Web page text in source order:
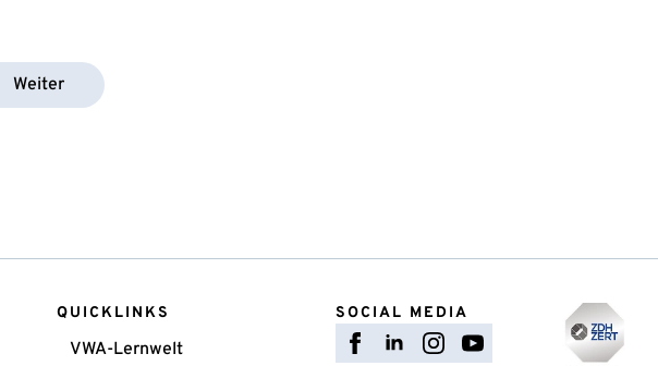
Weiter
QUICKLINKS
VWA-Lernwelt
SOCIAL MEDIA